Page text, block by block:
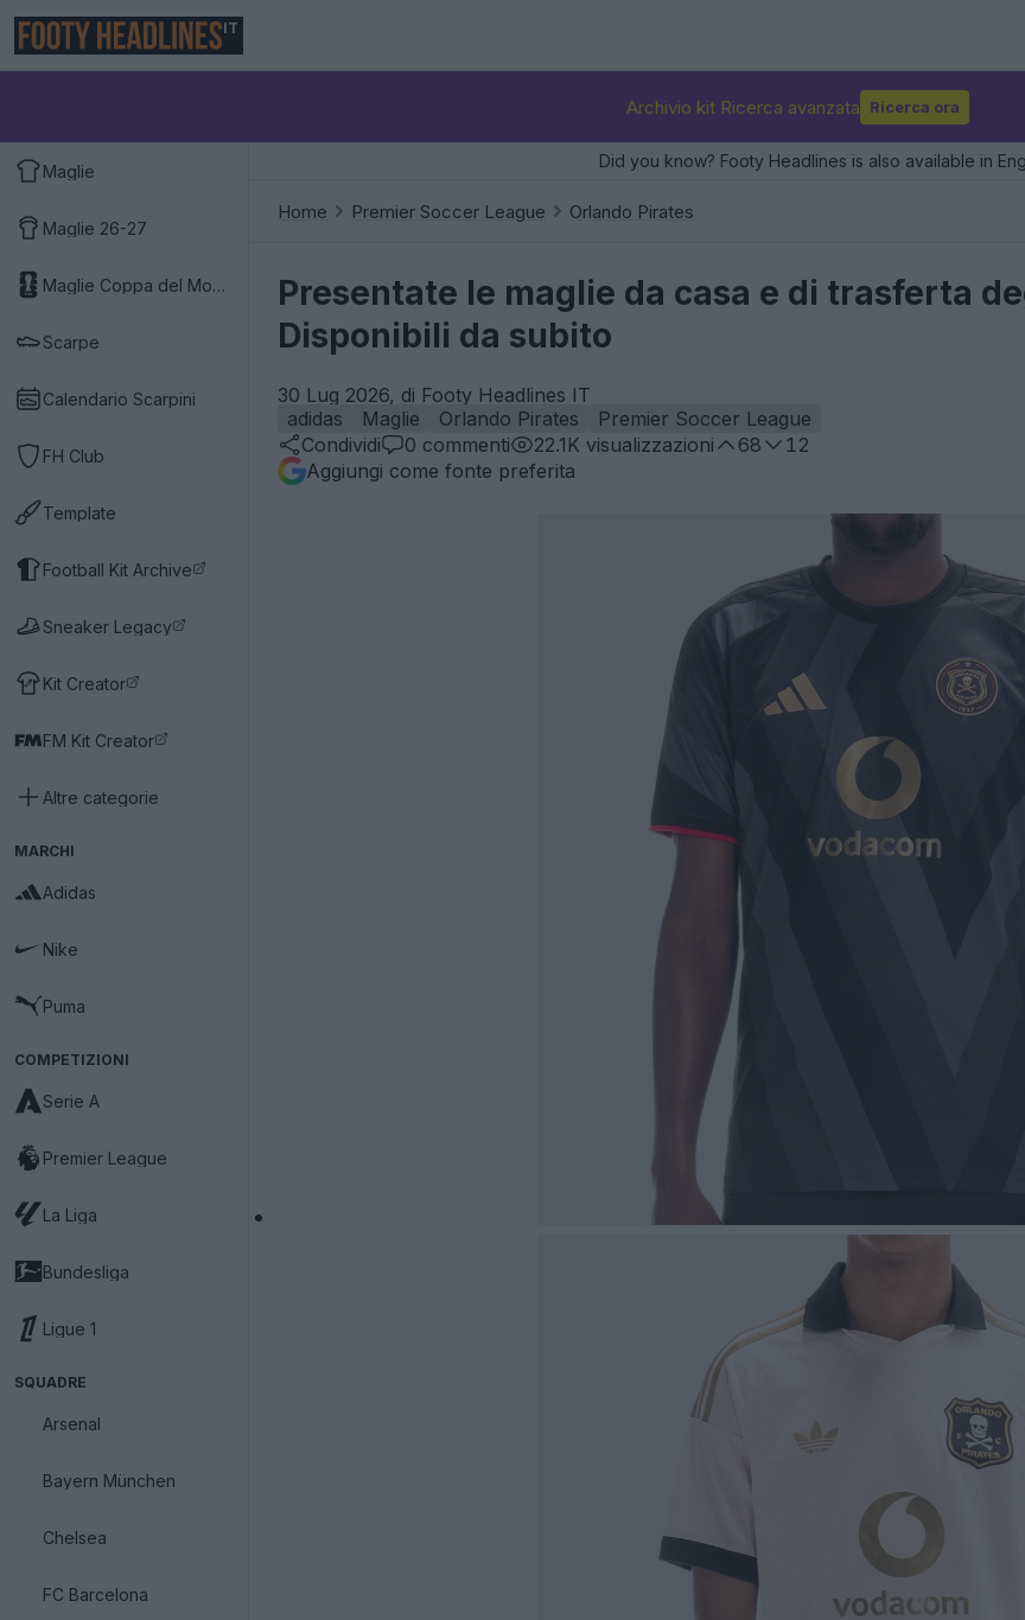
IT
Archivio kit Ricerca avanzata Ricerca ora
Maglie
Maglie 26-27
Maglie Coppa del Mondo 2026
Scarpe
Calendario Scarpini
FH Club
Template
Football Kit Archive
Sneaker Legacy
Kit Creator
FM Kit Creator
Altre categorie
MARCHI
Adidas
Nike
Puma
COMPETIZIONI
Serie A
Premier League
La Liga
Bundesliga
Ligue 1
SQUADRE
Arsenal
Bayern München
Chelsea
FC Barcelona
Did you know? Footy Headlines is also available in
Home Premier Soccer League Orlando Pirates
Presentate le maglie da casa e di trasferta
Disponibili da subito
30 Lug 2026, di Footy Headlines IT
adidas
Maglie Orlando Pirates
Premier Soccer League
Condividi
0 commenti 22.1K visualizzazioni 68
12
Aggiungi come fonte preferita